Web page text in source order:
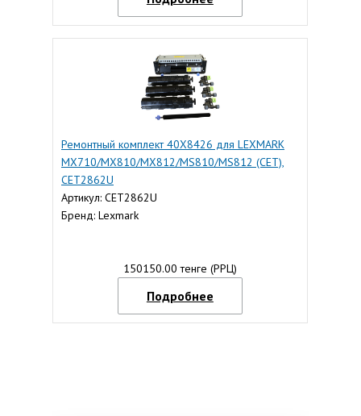
Ремонтный комплект 40X8426 для LEXMARK
MX710/MX810/MX812/MS810/MS812 (CET),
CET2862U
Артикул: CET2862U
Бренд: Lexmark
150150.00 тенге (РРЦ)
Подробнее